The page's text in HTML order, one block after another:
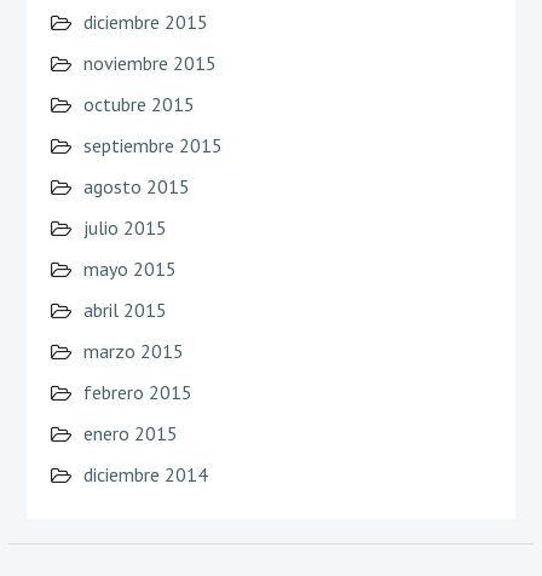
diciembre 2015
noviembre 2015
octubre 2015
septiembre 2015
agosto 2015
julio 2015
mayo 2015
abril 2015
marzo 2015
febrero 2015
enero 2015
diciembre 2014